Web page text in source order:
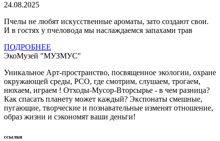
24.08.2025
Пчелы не любят искусственные ароматы, зато создают свои.
И в гостях у пчеловода мы наслаждаемся запахами трав
ПОДРОБНЕЕ
ЭкоМузей "МУЗМУС"
Уникальное Арт-пространство, посвященное экологии, охране
окружающей среды, РСО, где смотрим, слушаем, трогаем,
нюхаем, играем ! Отходы-Мусор-Вторсырье - в чем разница?
Как спасать планету может каждый? Экспонаты смешные,
пугающие, творческие и познавательные изменят отношение,
образ жизни и сэкономят ваши деньги!
ссылки